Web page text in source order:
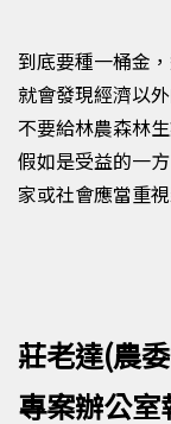
到底要種一桶金
就會發現經濟以
不要給林農森林
假如是受益的一
家或社會應當重
莊老達(農
專案辦公